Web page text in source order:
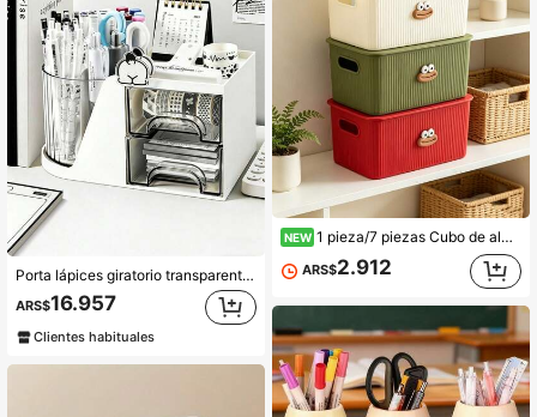
Porta lápices giratorio transparente de gran capacidad con cajón, caja de almacenamiento de artículos de papelería de escritorio, caja de almacenamiento giratoria, estante de almacenamiento estilo cajón de escritorio, caja de almacenamiento de suministros de oficina de gran capacidad, porta lápices, estante de almacenamiento de manuales/carpetas para contador de estación de trabajo
ARS$16.957
Clientes habituales
NEW 1 pieza/7 piezas Cubo de almacenamiento decorativo con diseño de dibujos animados lindos, asa lateral hueca para fácil movimiento, diseño apilable para ahorrar espacio, gran capacidad interior para artículos de tocador y artículos diarios, apariencia linda, adecuado para uso en baño, gabinete y encimera
ARS$2.912